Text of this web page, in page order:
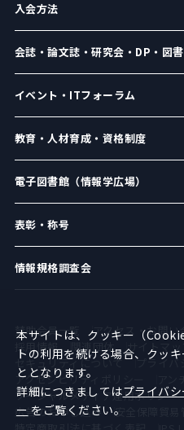
入会方法
会誌・論文誌・研究会・DP・図書
イベント・ITフォーラム
教育・人材育成・資格制度
電子図書館（情報学広場）
表彰・称号
情報規格調査会
賛助会員一覧 アクセス・お問い
採用情報
関連団体 サイトマッ
セキュリティについて
プライバ
アクセシビリティポリシー
ソーシャルメディア運用ポリシー
広告のお申し込み
安全保障貿易
本サイトは、クッキー（
トの利用を続ける場合、クッ
ととなります。
詳細につきましてはプライバ
ー をご覧ください。